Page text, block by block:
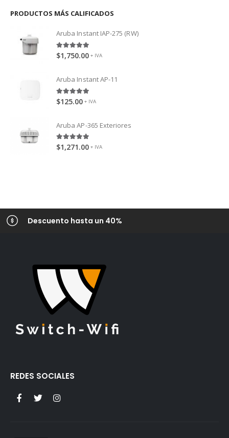
PRODUCTOS MÁS CALIFICADOS
Aruba Instant IAP-275 (RW)
5.00out of 5
$1,750.00 + IVA
Aruba Instant AP-11
5.00out of 5
$125.00 + IVA
Aruba AP-365 Exteriores
5.00out of 5
$1,271.00 + IVA
Descuento hasta un 40%
REDES SOCIALES